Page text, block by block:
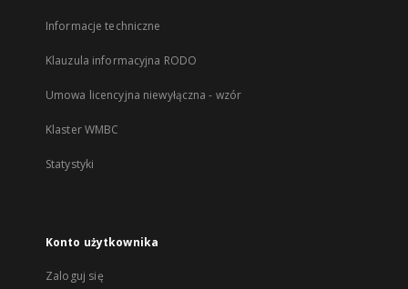
Informacje techniczne
Klauzula informacyjna RODO
Umowa licencyjna niewyłączna - wzór
Klaster WMBC
Statystyki
Konto użytkownika
Zaloguj się